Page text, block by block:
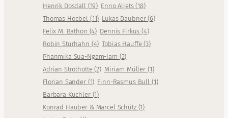
Henrik Dosdall (19) Enno Aljets(18)
Thomas Hoebel (11) Lukas Daubner(6)
Felix M. Bathon (4) Dennis Firkus(4)
Robin Sturhahn (4) Tobias Hauffe(3)
Phanmika Sua-Ngam-Iam (2)
Adrian Strothotte(2) Miriam Müller (1)
Florian Sander (1) Finn-Rasmus Bull (1)
Barbara Kuchler (1)
Konrad Hauber & Marcel Schütz (1)